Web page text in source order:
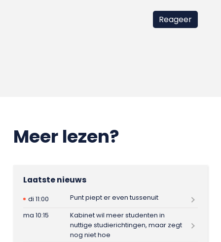
Meer lezen?
Laatste nieuws
di 11:00
Punt piept er even tussenuit
ma 10:15
Kabinet wil meer studenten in
nuttige studierichtingen, maar zegt
nog niet hoe